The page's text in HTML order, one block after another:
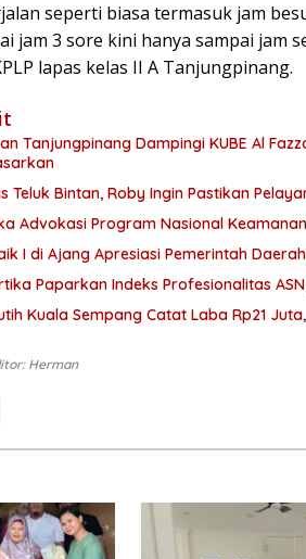
seperti biasa termasuk jam
jam 3 sore kini hanya sampai jam
lapas kelas II A Tanjungpinang.
Tanjungpinang Dampingi KUBE Al
Teluk Bintan, Roby Ingin Pastikan
Advokasi Program Nasional
I di Ajang Apresiasi Pemerintah
Paparkan Indeks Profesionalitas
Kuala Sempang Catat Laba Rp21
Herman